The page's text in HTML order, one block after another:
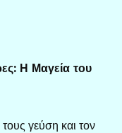
Η Μαγεία του
γεύση και τον